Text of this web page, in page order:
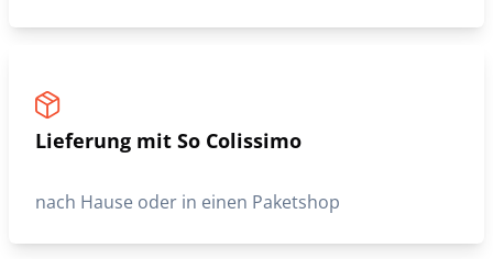
Lieferung mit So Colissimo
nach Hause oder in einen Paketshop